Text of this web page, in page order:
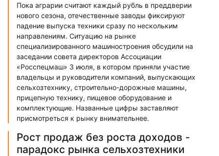
Пока аграрии считают каждый рубль в преддверии
нового сезона, отечественные заводы фиксируют
падение выпуска техники сразу по нескольким
направлениям. Ситуацию на рынке
специализированного машиностроения обсудили на
заседании совета директоров Ассоциации
«Росспецмаш» 3 июля, в котором приняли участие
владельцы и руководители компаний, выпускающих
сельхозтехнику, строительно-дорожные машины,
прицепную технику, пищевое оборудование и
комплектующие. Названные цифры заставляют
присмотреться к рынку внимательнее.
Рост продаж без роста доходов -
парадокс рынка сельхозтехники